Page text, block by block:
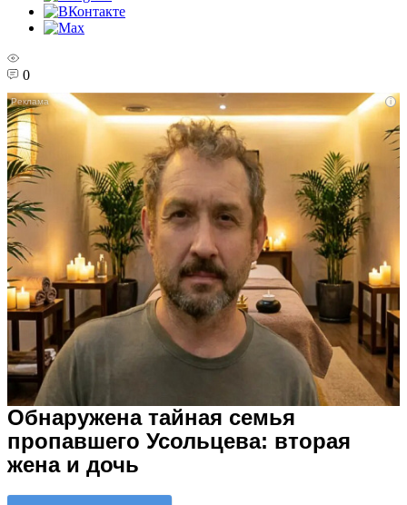
0
i
Обнаружена тайная семья
пропавшего Усольцева: вторая
жена и дочь